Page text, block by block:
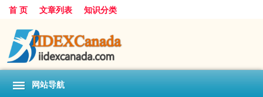
首 页 文章列表 知识分类
网站导航